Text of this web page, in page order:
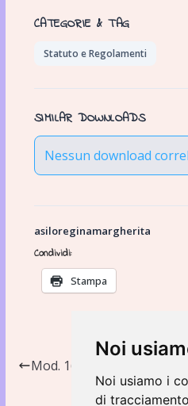
Noi
Noi usiamo i
di
CATEGORIE & TAG
Statuto e Regolamenti
SIMILAR DOWNLOADS
Nessun download
asiloreginamargherita
Condividi:
Stampa
Mod. 16 Dichiarazione